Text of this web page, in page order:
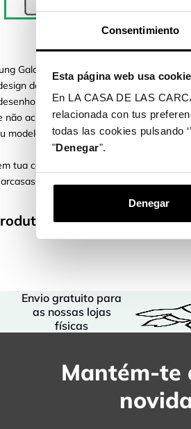
Consentimiento
Esta página web usa
En LA CASA DE LAS
relacionada con tus
todas las cookies pulsando ‘’
"Denegar".
Denegar
Galaxy A21 com as novas Capas da
do teu telemóvel? Com as
exclusivo e divertido.
não acrescenta muito peso ou volume
modelo da nossa loja de capas online é
tua casa entre 48-96H, quer estejas
temos diferentes métodos de
Envio gratuito para
as nossas lojas
físicas
Mantém-te